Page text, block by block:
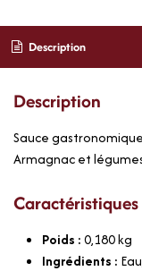
Description
Description
Sauce
Armagnac et
Caractéristiques
Poids :0,180kg
Ingrédients :